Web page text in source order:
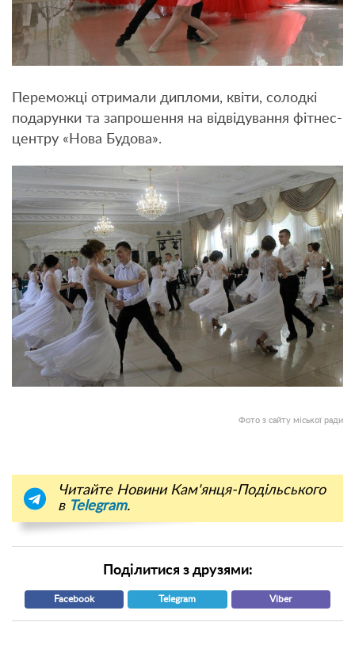
Переможці отримали дипломи, квіти, солодкі
подарунки та запрошення на відвідування фітнес-
центру «Нова Будова».
Фото з сайту міської ради
Читайте Новини Кам'янця-Подільського
в Telegram.
Поділитися з друзями:
Facebook Telegram Viber